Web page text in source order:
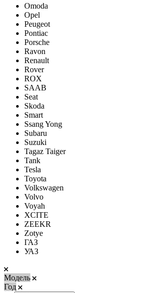
Omoda
Opel
Peugeot
Pontiac
Porsсhe
Ravon
Renault
Rover
ROX
SAAB
Seat
Skoda
Smart
Ssang Yong
Subaru
Suzuki
Tagaz Taiger
Tank
Tesla
Toyota
Volkswagen
Volvo
Voyah
XCITE
ZEEKR
Zotye
ГАЗ
УАЗ
Модель
Год